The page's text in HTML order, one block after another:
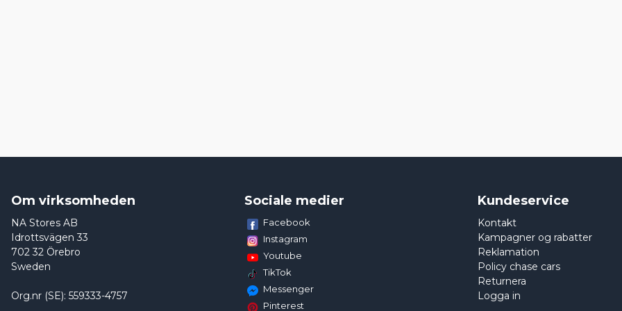
Om virksomheden
NA Stores AB
Idrottsvägen 33
702 32 Örebro
Sweden
Org.nr (SE): 559333-4757
Sociale medier
Facebook
Instagram
Youtube
TikTok
Messenger
Pinterest
Kundeservice
Kontakt
Kampagner og rabatter
Reklamation
Policy chase cars
Returnera
Logga in